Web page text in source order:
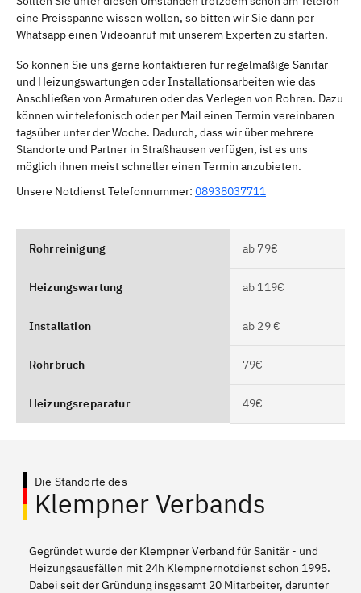
eine Preisspanne wissen wollen, so bitten wir Sie dann per
Whatsapp einen Videoanruf mit unserem Experten zu starten.
So können Sie uns gerne kontaktieren für regelmäßige Sanitär-
und Heizungswartungen oder Installationsarbeiten wie das
Anschließen von Armaturen oder das Verlegen von Rohren. Dazu
können wir telefonisch oder per Mail einen Termin vereinbaren
tagsüber unter der Woche. Dadurch, dass wir über mehrere
Standorte und Partner in Straßhausen verfügen, ist es uns
möglich ihnen meist schneller einen Termin anzubieten.
Unsere Notdienst Telefonnummer: 08938037711
Rohrreinigung ab 79€
Heizungswartung ab 119€
Installation ab 29 €
Rohrbruch 79€
Heizungsreparatur 49€
Die Standorte des
Klempner Verbands
Gegründet wurde der Klempner Verband für Sanitär - und
Heizungsausfällen mit 24h Klempnernotdienst schon 1995.
Dabei seit der Gründung insgesamt 20 Mitarbeiter, darunter